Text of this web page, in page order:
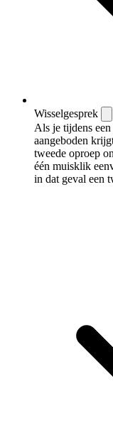
Wisselgesprek
Als je tijdens
aangeboden
tweede oproep
één muisklik
in dat geval een